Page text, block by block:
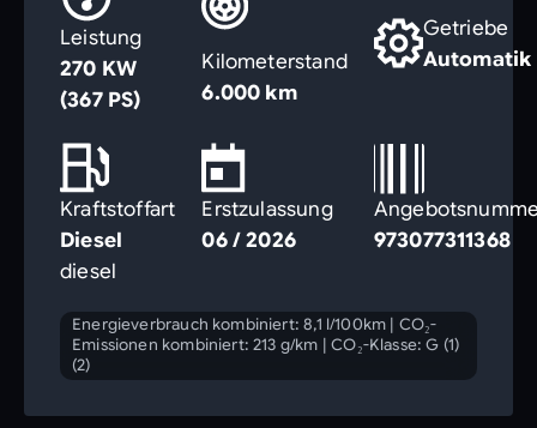
Leistung
270 KW
(367 PS)
Kilometerstand
6.000 km
Getriebe
Automatik
Kraftstoffart
Diesel
Erstzulassung
06 / 2026
973077311368
diesel
Energieverbrauch kombiniert: 8,1 l/100km | CO₂-
Emissionen kombiniert: 213 g/km |CO₂-Klasse: G (1)
(2)